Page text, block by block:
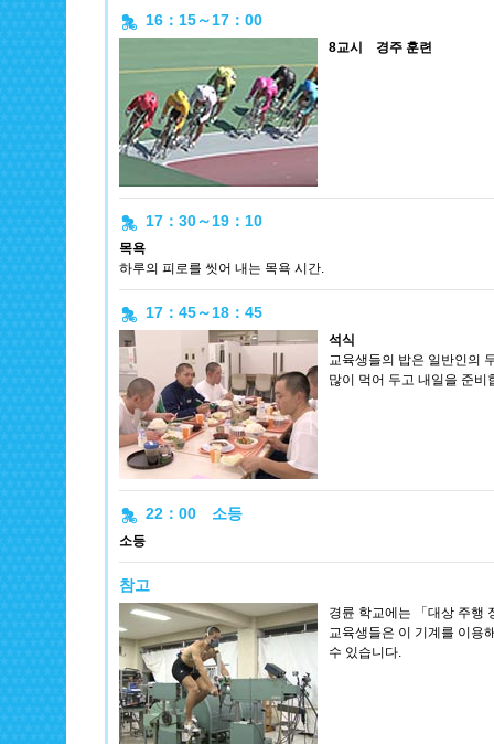
16：15～17：00
8교시 경주 훈련
17：30～19：10
목욕
하루의 피로를 씻어 내는 목욕 시간.
17：45～18：45
석식
교육생들의 밥은 일반인의
많이 먹어 두고 내일을 준
22：00 소등
소등
참고
경륜 학교에는 「대상 주행
교육생들은 이 기계를 이용
수 있습니다.